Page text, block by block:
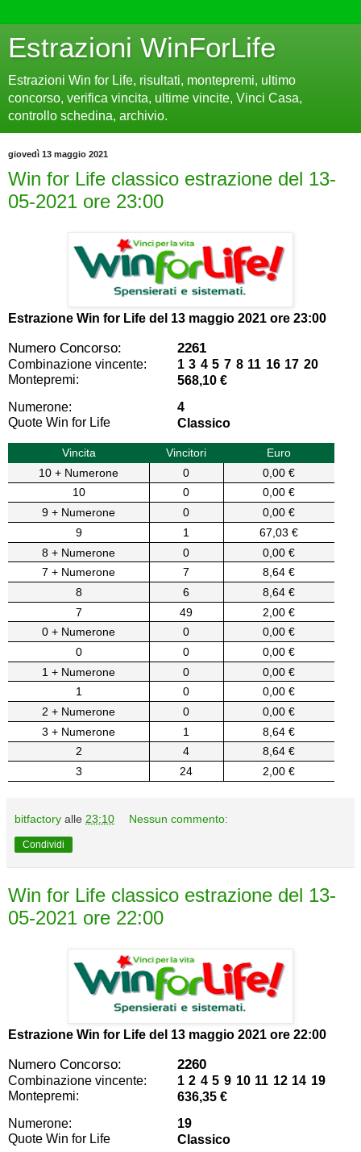
Estrazioni WinForLife
Estrazioni Win for Life, risultati, montepremi, ultimo
concorso, verifica vincita, ultime vincite, Vinci Casa,
controllo schedina, archivio.
giovedì 13 maggio 2021
Win for Life classico estrazione del 13-
05-2021 ore 23:00
Estrazione Win for Life del 13 maggio 2021 ore 23:00
Numero Concorso: 2261
Combinazione vincente:
1 3 4 5 7 8 11 16 17 20
Montepremi:
568,10 €
Numerone:
4
Quote Win for Life
Classico
Vincita Vincitori
Euro
10 + Numerone
0
0,00 €
10
0
0,00 €
9 + Numerone
0
0,00 €
9
1
67,03 €
8 + Numerone
0
0,00 €
7 + Numerone
7
8,64 €
8
6
8,64 €
7
49
2,00 €
0 + Numerone
0
0,00 €
0
0
0,00 €
1 + Numerone
0
0,00 €
1
0
0,00 €
2 + Numerone
0
0,00 €
3 + Numerone
1
8,64 €
2
4
8,64 €
3
24 2,00 €
bitfactory alle 23:10 Nessun commento:
Condividi
Win for Life classico estrazione del 13-
05-2021 ore 22:00
Estrazione Win for Life del 13 maggio 2021 ore 22:00
Numero Concorso: 2260
Combinazione vincente:
1 2 4 5 9 10 11 12 14 19
Montepremi:
636,35 €
Numerone:
19
Quote Win for Life
Classico